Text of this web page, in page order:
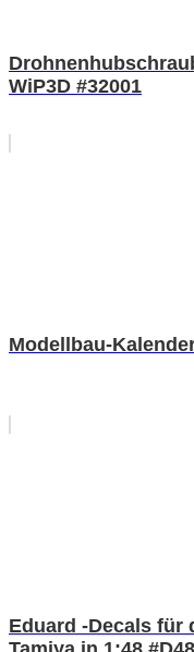
WiP3D #32001
Modellbau-
Eduard -Decals für